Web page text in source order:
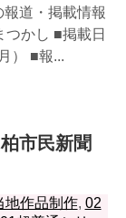
道・掲載情報
つかし ■掲載日
） ■報...
市民新聞
地作品制作, 02